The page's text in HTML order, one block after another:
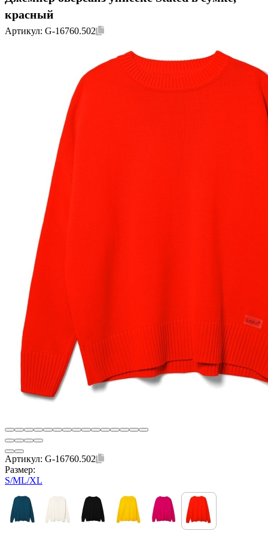
красный
Артикул: G-16760.502
Артикул: G-16760.502
Размер:
S/ML/XL